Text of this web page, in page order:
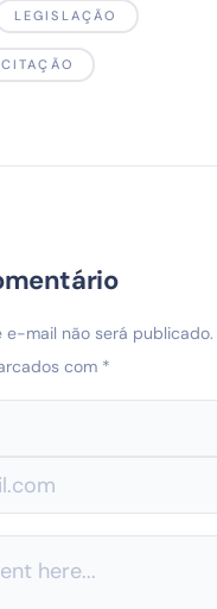
LEGISLAÇÃO
e-mail não será publicado.
com *